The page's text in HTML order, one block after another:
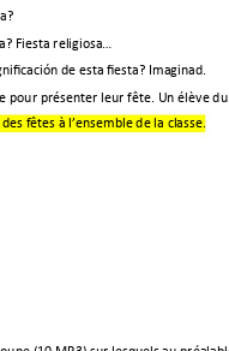
Fiesta religiosa…
de esta fiesta? Imaginad.
pour présenter leur fête. Un élève
fêtes à l’ensemble de la classe.